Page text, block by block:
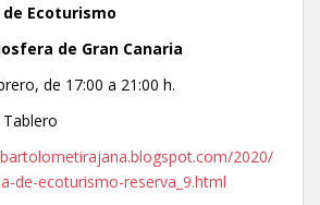
de Ecoturismo
de Gran Canaria
de 17:00 a 21:00 h.
2020/
de-ecoturismo-reserva_9.html